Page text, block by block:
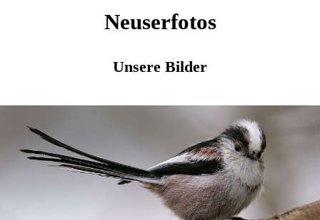
Neuserfotos
Unsere Bilder